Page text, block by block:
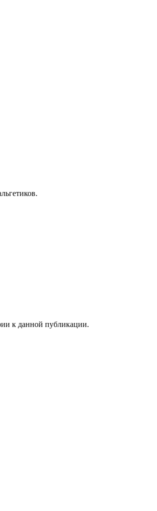
к данной публикации.